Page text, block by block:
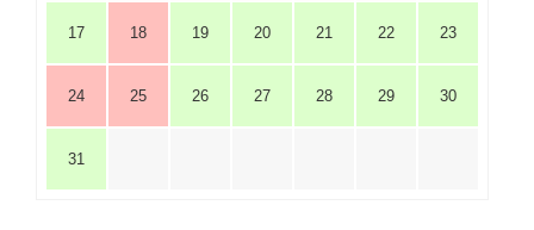
17 18 19 20 21 22 23
24 25 26 27 28 29 30
31